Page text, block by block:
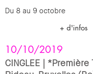
Du 8 au 9 octobre
+ d'infos
10/10/2019
CINGLEE |